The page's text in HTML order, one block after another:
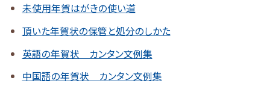
未使用年賀はがきの使い道
頂いた年賀状の保管と処分のしかた
英語の年賀状 カンタン文例集
中国語の年賀状 カンタン文例集